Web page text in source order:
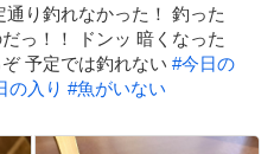
り釣れなかった！ 釣った
っ！！ ドンッ 暗くなった
予定では釣れない #今日の
の入り #魚がいない